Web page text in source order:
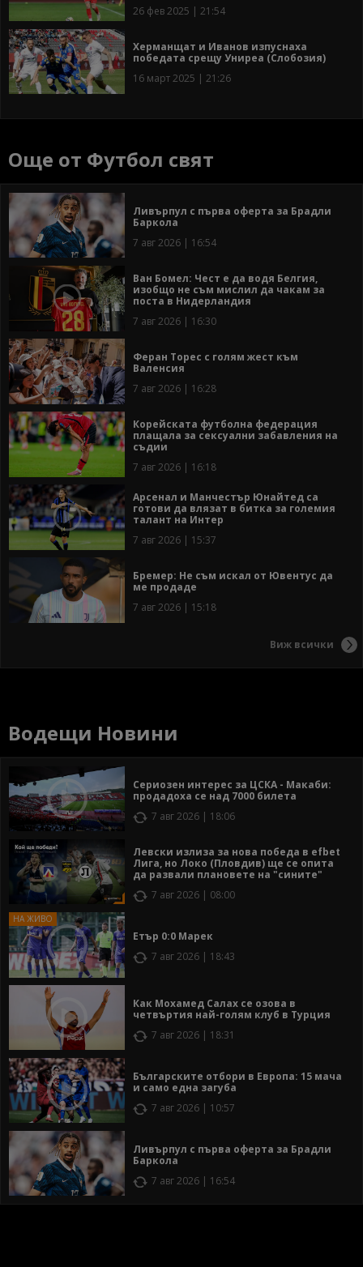
26 фев 2025 | 21:54
Херманщат и Иванов изпуснаха
победата срещу Униреа (Слобозия)
16 март 2025 | 21:26
Още от Футбол свят
Ливърпул с първа оферта за Брадли
Баркола
7 авг 2026 | 16:54
Ван Бомел: Чест е да водя Белгия,
изобщо не съм мислил да чакам за
поста в Нидерландия
7 авг 2026 | 16:30
Феран Торес с голям жест към
Валенсия
7 авг 2026 | 16:28
Корейската футболна федерация
плащала за сексуални забавления на
съдии
7 авг 2026 | 16:18
Арсенал и Манчестър Юнайтед са
готови да влязат в битка за големия
талант на Интер
7 авг 2026 | 15:37
Бремер: Не съм искал от Ювентус да
ме продаде
7 авг 2026 | 15:18
Виж всички
Водещи Новини
Сериозен интерес за ЦСКА - Макаби:
продадоха се над 7000 билета
7 авг 2026 | 18:06
Левски излиза за нова победа в efbet
Лига, но Локо (Пловдив) ще се опита
да развали плановете на "сините"
7 авг 2026 | 08:00
Етър 0:0 Марек
7 авг 2026 | 18:43
Как Мохамед Салах се озова в
четвъртия най-голям клуб в Турция
7 авг 2026 | 18:31
Българските отбори в Европа: 15 мача
и само една загуба
7 авг 2026 | 10:57
Ливърпул с първа оферта за Брадли
Баркола
7 авг 2026 | 16:54